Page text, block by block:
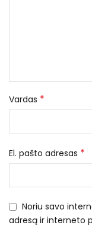
Vardas *
El. pašto adresas *
Noriu savo
adresą ir interneto